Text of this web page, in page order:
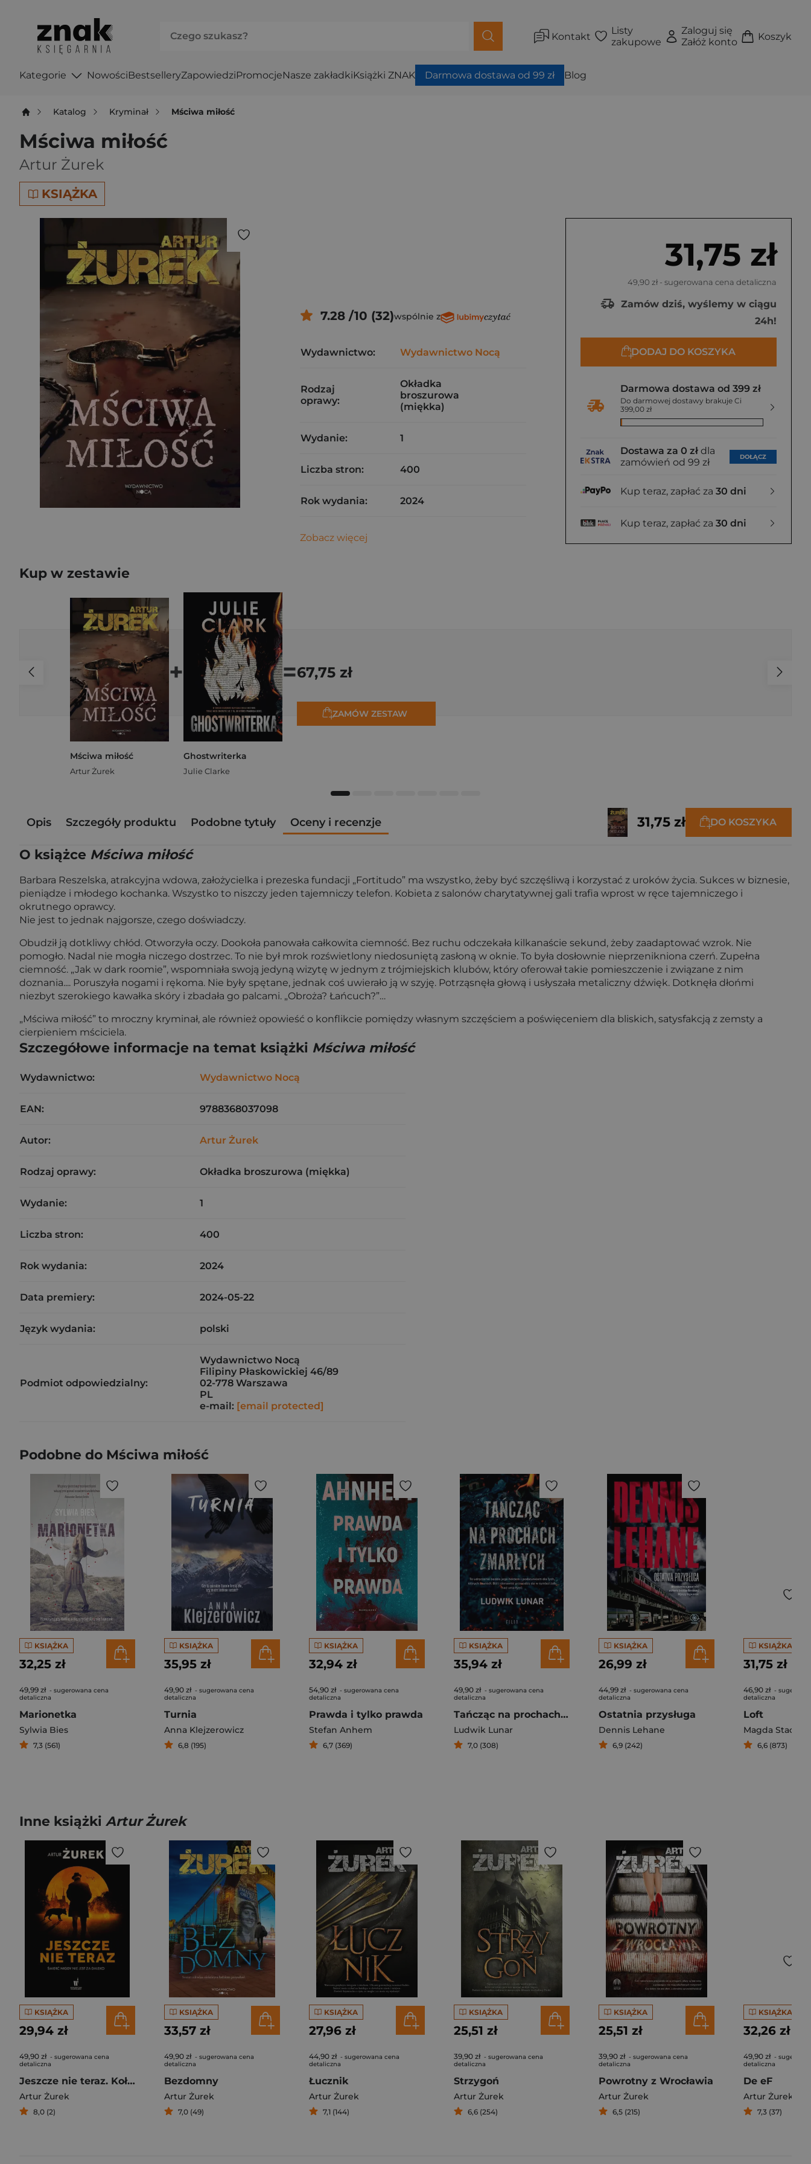
Kontakt
Listy
zakupowe
Zaloguj się
Załóż konto
Koszyk
Kategorie NowościBestselleryZapowiedziPromocjeNasze zakładkiKsiążki ZNAK Darmowa dostawa od 99 zł Blog
Katalog Kryminał Mściwa miłość
Mściwa miłość
Artur Żurek
KSIĄŻKA
31,75 zł
49,90 zł - sugerowana cena detaliczna
Zamów dziś, wyślemy w ciągu
24h!
DODAJ DO KOSZYKA
Darmowa dostawa od 399 zł
Do darmowej dostawy brakuje Ci
399,00 zł
Dostawa za 0 zł dla
zamówień od 99 zł
DOŁĄCZ
Kup teraz, zapłać za 30 dni
Kup teraz, zapłać za 30 dni
7.28 /10 (32)wspólnie z
Wydawnictwo: Wydawnictwo Nocą
Rodzaj
oprawy:
Okładka
broszurowa
(miękka)
Wydanie: 1
Liczba stron: 400
Rok wydania: 2024
Zobacz więcej
Kup w zestawie
Mściwa miłość
Artur Żurek
+
Ghostwriterka
Julie Clarke
=67,75 zł
ZAMÓW ZESTAW
Opis Szczegóły produktu Podobne tytuły Oceny i recenzje 31,75 zł DO KOSZYKA
O książce Mściwa miłość
Barbara Reszelska, atrakcyjna wdowa, założycielka i prezeska fundacji „Fortitudo” ma wszystko, żeby być szczęśliwą i korzystać z uroków życia. Sukces w biznesie,
pieniądze i młodego kochanka. Wszystko to niszczy jeden tajemniczy telefon. Kobieta z salonów charytatywnej gali trafia wprost w ręce tajemniczego i
okrutnego oprawcy.
Nie jest to jednak najgorsze, czego doświadczy.
Obudził ją dotkliwy chłód. Otworzyła oczy. Dookoła panowała całkowita ciemność. Bez ruchu odczekała kilkanaście sekund, żeby zaadaptować wzrok. Nie
pomogło. Nadal nie mogła niczego dostrzec. To nie był mrok rozświetlony niedosuniętą zasłoną w oknie. To była dosłownie nieprzenikniona czerń. Zupełna
ciemność. „Jak w dark roomie”, wspomniała swoją jedyną wizytę w jednym z trójmiejskich klubów, który oferował takie pomieszczenie i związane z nim
doznania.... Poruszyła nogami i rękoma. Nie były spętane, jednak coś uwierało ją w szyję. Potrząsnęła głową i usłyszała metaliczny dźwięk. Dotknęła dłońmi
niezbyt szerokiego kawałka skóry i zbadała go palcami. „Obroża? Łańcuch?”…
„Mściwa miłość” to mroczny kryminał, ale również opowieść o konflikcie pomiędzy własnym szczęściem a poświęceniem dla bliskich, satysfakcją z zemsty a
cierpieniem mściciela.
Szczegółowe informacje na temat książki Mściwa miłość
Wydawnictwo: Wydawnictwo Nocą
EAN: 9788368037098
Autor: Artur Żurek
Rodzaj oprawy: Okładka broszurowa (miękka)
Wydanie: 1
Liczba stron: 400
Rok wydania: 2024
Data premiery: 2024-05-22
Język wydania: polski
Podmiot odpowiedzialny:
Wydawnictwo Nocą
Filipiny Płaskowickiej 46/89
02-778 Warszawa
PL
e-mail: [email protected]
Podobne do Mściwa miłość
KSIĄŻKA
32,25 zł
49,99 zł - sugerowana cena
detaliczna
Marionetka
Sylwia Bies
7,3 (561)
KSIĄŻKA
35,95 zł
49,90 zł - sugerowana cena
detaliczna
Turnia
Anna Klejzerowicz
6,8 (195)
KSIĄŻKA
32,94 zł
54,90 zł - sugerowana cena
detaliczna
Prawda i tylko prawda
Stefan Anhem
6,7 (369)
KSIĄŻKA
35,94 zł
49,90 zł - sugerowana cena
detaliczna
Tańcząc na prochach zmarłych
Ludwik Lunar
7,0 (308)
KSIĄŻKA
26,99 zł
44,99 zł - sugerowana cena
detaliczna
Ostatnia przysługa
Dennis Lehane
6,9 (242)
KSIĄŻKA
31,75 zł
46,90 zł -
detaliczna
Loft
Magda
6,6 (873)
Inne książki Artur Żurek
KSIĄŻKA
29,94 zł
49,90 zł - sugerowana cena
detaliczna
Jeszcze nie teraz. Koło śmierci. Tom 1
Artur Żurek
8,0 (2)
KSIĄŻKA
33,57 zł
49,90 zł - sugerowana cena
detaliczna
Bezdomny
Artur Żurek
7,0 (49)
KSIĄŻKA
27,96 zł
44,90 zł - sugerowana cena
detaliczna
Łucznik
Artur Żurek
7,1 (144)
KSIĄŻKA
25,51 zł
39,90 zł - sugerowana cena
detaliczna
Strzygoń
Artur Żurek
6,6 (254)
KSIĄŻKA
25,51 zł
39,90 zł - sugerowana cena
detaliczna
Powrotny z Wrocławia
Artur Żurek
6,5 (215)
KSIĄŻKA
32,26 zł
49,90 zł -
detaliczna
De eF
Artur Żurek
7,3 (37)